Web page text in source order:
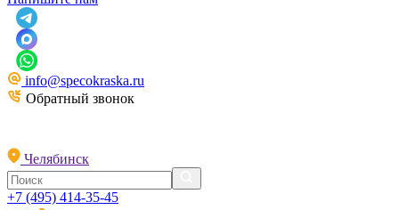
info@specokraska.ru
Обратный звонок
Челябинск
+7 (495) 414-35-45